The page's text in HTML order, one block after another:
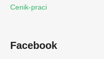
Cenik-praci
Facebook